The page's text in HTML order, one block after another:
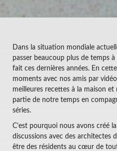
Dans la situation mondiale
passer beaucoup plus de temps
fait ces dernières années. En
moments avec nos amis par
meilleures recettes à la maison
partie de notre temps en
séries.
C’est pourquoi nous avons créé
discussions avec des architectes
être des résidents au cœur de